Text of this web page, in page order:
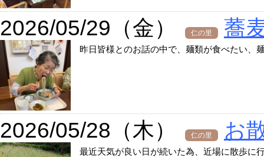
2026/05/29（金） 仁の里 蕎
昨日皆様とのお話の中で、麺類が食べたい、
2026/05/28（木） 仁の里 お
最近天気が良い日が続いた為、近場に散歩に